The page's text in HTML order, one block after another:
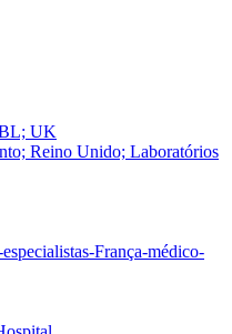
UK
Reino Unido; Laboratórios
França-médico-